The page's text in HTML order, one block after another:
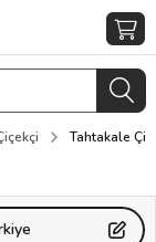
Tahtakale